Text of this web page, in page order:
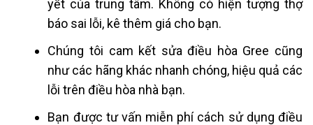
yết của trung tâm. Không có hiện tượng thợ
báo sai lỗi, kê thêm giá cho bạn.
Chúng tôi cam kết sửa điều hòa Gree cũng
như các hãng khác nhanh chóng, hiệu quả các
lỗi trên điều hòa nhà bạn.
Bạn được tư vấn miễn phí cách sử dụng điều